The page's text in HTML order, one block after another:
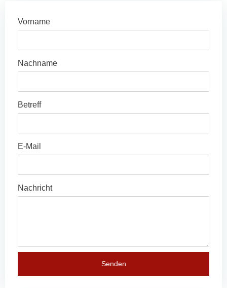
Vorname
Nachname
Betreff
E-Mail
Nachricht
Senden